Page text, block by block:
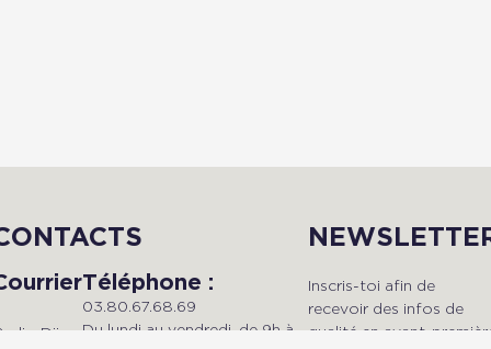
Dijon
Téléphone :
03.80.67.68.69
Du lundi au vendredi, de 9h à
Inscris-toi afin de
recevoir des infos de
qualité en avant-